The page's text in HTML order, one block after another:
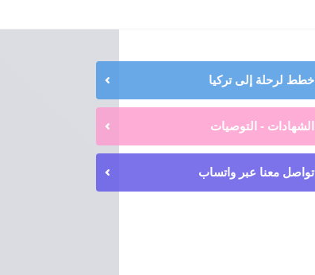
خطط لرحلة إلى تركيا
الشهادات - التوصيات
تواصل معنا عبر واتساب